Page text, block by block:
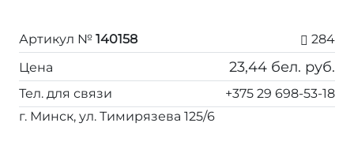
Артикул № 140158
284
Цена
23,44 бел. руб.
Тел. для связи
+375 29 698-53-18
г. Минск, ул. Тимирязева 125/6